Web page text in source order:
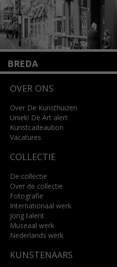
BREDA
4818 SB Breda
info@kunsthuisbreda.nl
Lees meer
OVER ONS
Over De Kunsthuizen
Uniek! De Art alert
Kunstcadeaubon
Vacatures
COLLECTIE
De collectie
Over de collectie
Fotografie
Internationaal werk
Jong talent
Museaal werk
Nederlands werk
KUNSTENAARS